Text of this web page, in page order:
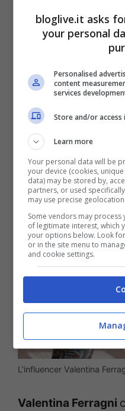
Valentina
seducente
attraversa,
sfugge il
dettaglio
L’influencer Valentina
Valentina Ferragni
bloglive.it asks
your personal
Personalised
content
services
Store and/or
Learn more
Your personal data will be
your device (cookies,
data) may be stored by,
partners, or used
may use precise
Some vendors may
of legitimate interest, which
your options below. Look
or in the site menu to
and cookie settings.